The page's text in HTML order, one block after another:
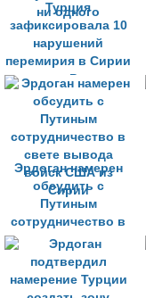
Турция
зафиксировала 10
нарушений
перемирия в Сирии
за сутки, Россия –
ни одного
Эрдоган намерен
обсудить с
Путиным
сотрудничество в
свете вывода
войск США из
Сирии